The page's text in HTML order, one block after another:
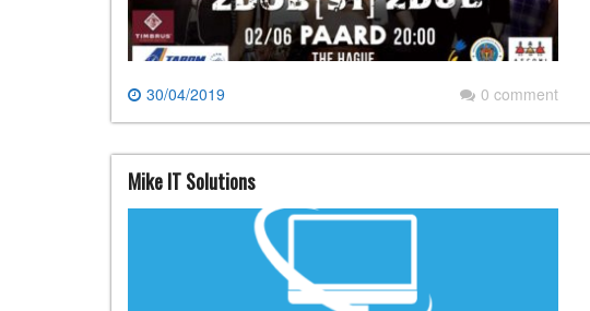
30/04/2019 0 comment
Mike IT Solutions